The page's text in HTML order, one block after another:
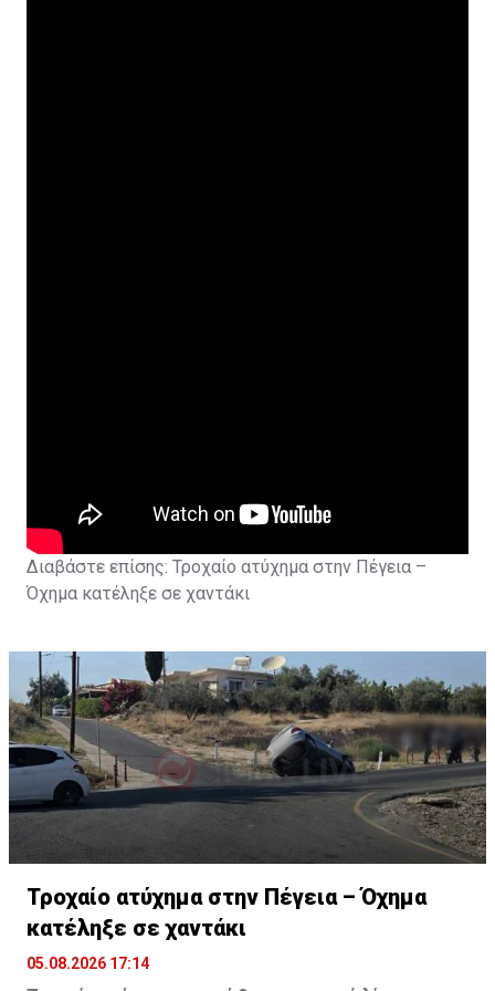
Διαβάστε επίσης: Τροχαίο ατύχημα στην Πέγεια –
Όχημα κατέληξε σε χαντάκι
Τροχαίο ατύχημα στην Πέγεια – Όχημα
κατέληξε σε χαντάκι
05.08.2026 17:14